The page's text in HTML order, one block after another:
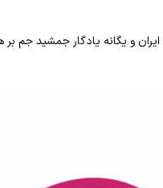
ایران و یگانه یادگار جمشید جم